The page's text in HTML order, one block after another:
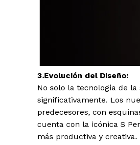
3.Evolución del Diseño:
No solo la tecnología de
significativamente. Los
predecesores, con
cuenta con la icónica S
más productiva y creativa.